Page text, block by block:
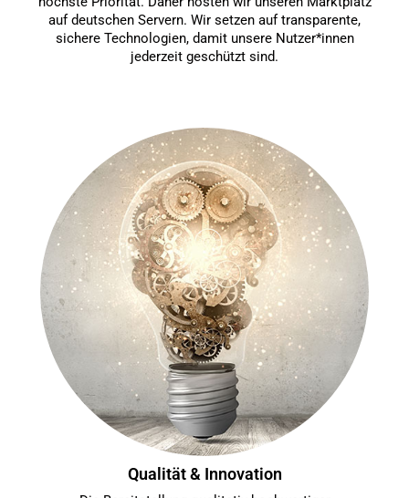
auf deutschen Servern. Wir setzen auf transparente,
sichere Technologien, damit unsere Nutzer*innen
jederzeit geschützt sind.
Qualität & Innovation